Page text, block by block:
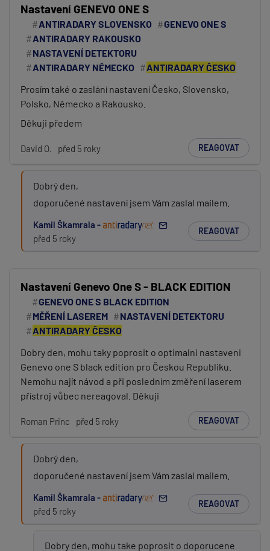
Nastavení GENEVO ONE S
ANTIRADARY SLOVENSKO
GENEVO ONE S
ANTIRADARY RAKOUSKO
NASTAVENÍ DETEKTORU
ANTIRADARY NĚMECKO
ANTIRADARY ČESKO
Prosím také o zaslání nastavení Česko, Slovensko,
Polsko, Německo a Rakousko.
Děkuji předem
David O. před 5 roky REAGOVAT
Dobrý den,
doporučené nastavení jsem Vám zaslal mailem.
Kamil Škamrala -
před 5 roky
REAGOVAT
Nastavení Genevo One S - BLACK EDITION
GENEVO ONE S BLACK EDITION
MĚŘENÍ LASEREM
NASTAVENÍ DETEKTORU
ANTIRADARY ČESKO
Dobry den, mohu taky poprosit o optimalni nastaveni
Genevo one S black edition pro Českou Republiku.
Nemohu najít návod a při posledním změření laserem
přístroj vůbec nereagoval. Děkuji
Roman Princ před 5 roky REAGOVAT
Dobrý den,
doporučené nastavení jsem Vám zaslal mailem.
Kamil Škamrala -
před 5 roky
REAGOVAT
Dobry den, mohu take poprosit o doporucene